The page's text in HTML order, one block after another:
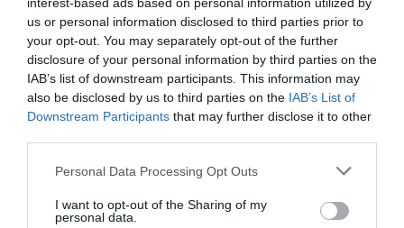
us or personal information disclosed to third parties prior to
your opt-out. You may separately opt-out of the further
disclosure of your personal information by third parties on the
IAB’s list of downstream participants. This information may
also be disclosed by us to third parties on the IAB’s List of
Downstream Participants that may further disclose it to other
Personal Data Processing Opt Outs
I want to opt-out of the Sharing of my
personal data.
bord après une course-poursuite, l’incident devient
diplomatique
François Martya commenté l'article :
Fiabilité du COMAC C919 : des anomalies signalées
aeromexico Los Angeles Mexique